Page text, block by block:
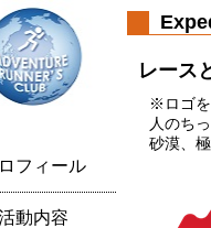
フィール
動内容
レース
※ロゴを
人のち
砂漠、